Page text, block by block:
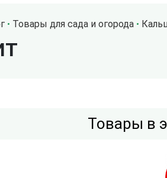
Товары для сада и огорода
Товары в